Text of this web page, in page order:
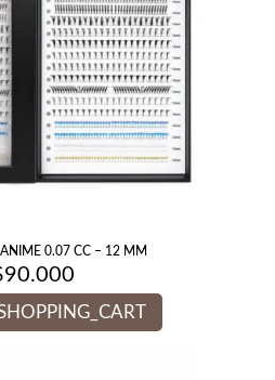
0.07 CC – 12 MM
90.000